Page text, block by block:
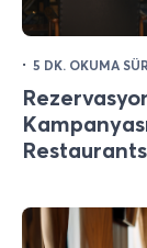
· 5 DK. OKUMA